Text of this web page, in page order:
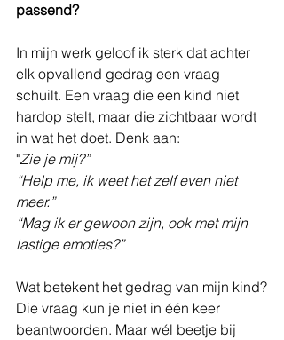
passend?
In mijn werk geloof ik sterk dat achter
elk opvallend gedrag een vraag
schuilt. Een vraag die een kind niet
hardop stelt, maar die zichtbaar wordt
in wat het doet. Denk aan:
"Zie je mij?”
“Help me, ik weet het zelf even niet
meer.”
“Mag ik er gewoon zijn, ook met mijn
lastige emoties?”
Wat betekent het gedrag van mijn kind?
Die vraag kun je niet in één keer
beantwoorden. Maar wél beetje bij